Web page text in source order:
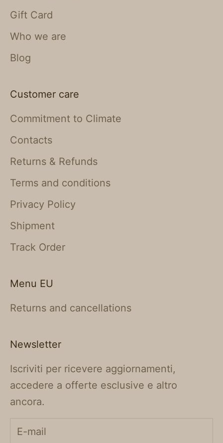
Gift Card
Who we are
Blog
Customer care
Commitment to Climate
Contacts
Returns & Refunds
Terms and conditions
Privacy Policy
Shipment
Track Order
Menu EU
Returns and cancellations
Newsletter
Iscriviti per ricevere aggiornamenti,
accedere a offerte esclusive e altro
ancora.